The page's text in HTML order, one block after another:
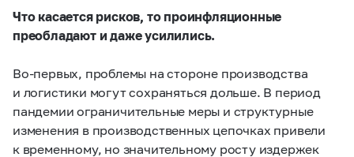
Что касается рисков, то проинфляционные
преобладают и даже усилились.
Во-первых, проблемы на стороне производства
и логистики могут сохраняться дольше. В период
пандемии ограничительные меры и структурные
изменения в производственных цепочках привели
к временному, но значительному росту издержек